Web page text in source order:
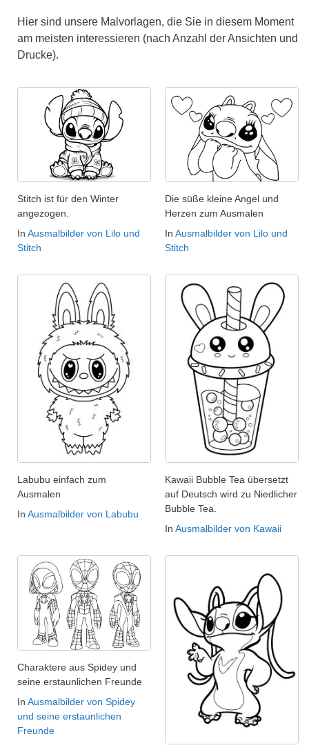
Hier sind unsere Malvorlagen, die Sie in diesem Moment
am meisten interessieren (nach Anzahl der Ansichten und
Drucke).
Stitch ist für den Winter
angezogen.
In Ausmalbilder von Lilo und
Stitch
Die süße kleine Angel und
Herzen zum Ausmalen
In Ausmalbilder von Lilo und
Stitch
Labubu einfach zum
Ausmalen
In Ausmalbilder von Labubu
Kawaii Bubble Tea übersetzt
auf Deutsch wird zu Niedlicher
Bubble Tea.
In Ausmalbilder von Kawaii
Charaktere aus Spidey und
seine erstaunlichen Freunde
In Ausmalbilder von Spidey
und seine erstaunlichen
Freunde